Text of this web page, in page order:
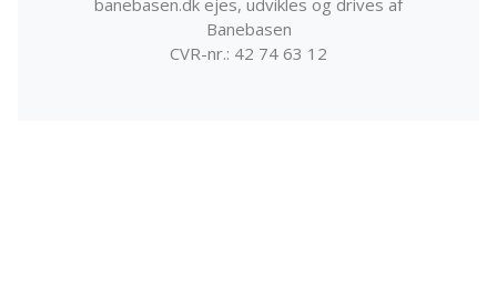
banebasen.dk ejes, udvikles og drives af
Banebasen
CVR-nr.: 42 74 63 12